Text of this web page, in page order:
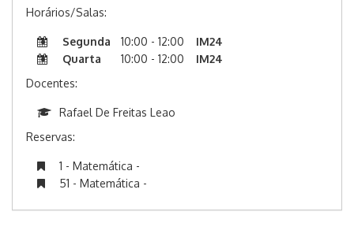
Horários/Salas:
Segunda 10:00 - 12:00
IM24
Quarta
10:00 - 12:00
IM24
Docentes:
Rafael De Freitas Leao
Reservas:
1 - Matemática -
51 - Matemática -